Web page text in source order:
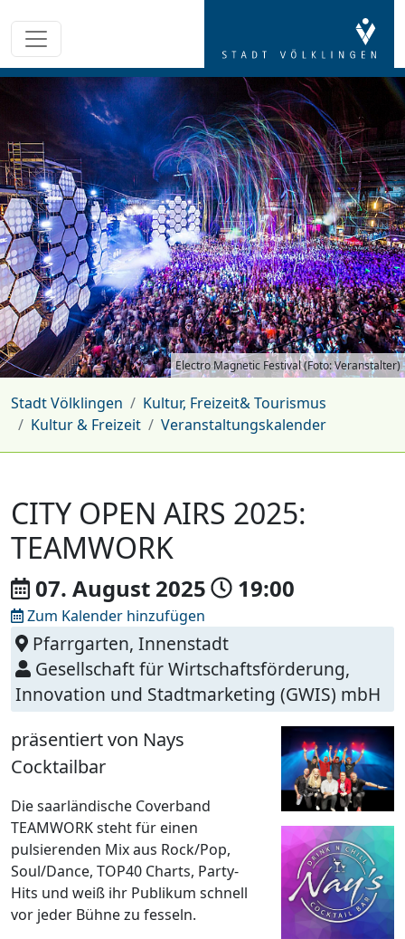
Electro Magnetic Festival (Foto: Veranstalter)
Stadt Völklingen
Kultur, Freizeit& Tourismus
Kultur & Freizeit
Veranstaltungskalender
CITY OPEN AIRS 2025:
TEAMWORK
07. August 2025 19:00
Zum Kalender hinzufügen
Pfarrgarten, Innenstadt
Gesellschaft für Wirtschaftsförderung,
Innovation und Stadtmarketing (GWIS) mbH
präsentiert von Nays
Cocktailbar
Die saarländische Coverband
TEAMWORK steht für einen
pulsierenden Mix aus Rock/Pop,
Soul/Dance, TOP40 Charts, Party-
Hits und weiß ihr Publikum schnell
vor jeder Bühne zu fesseln.